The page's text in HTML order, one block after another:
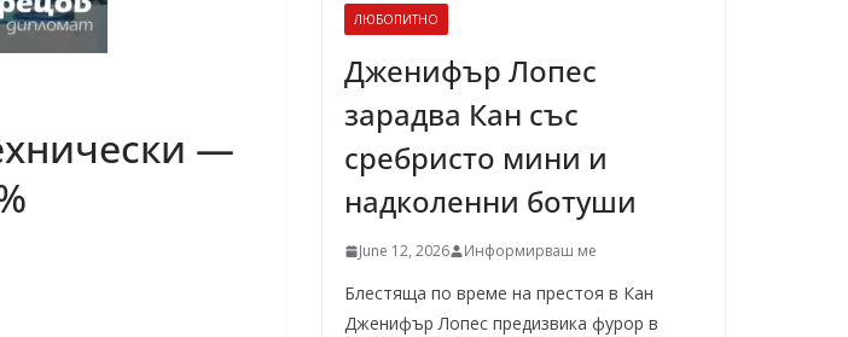
—
ЛЮБОПИТНО
Дженифър Лопес
зарадва Кан със
сребристо мини и
надколенни ботуши
June 12, 2026 Информирваш ме
Блестяща по време на престоя в Кан
Дженифър Лопес предизвика фурор в